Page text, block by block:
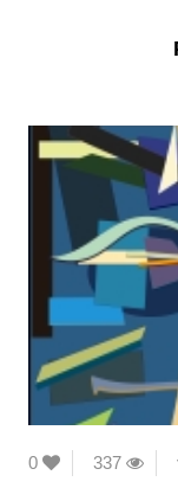
0 337